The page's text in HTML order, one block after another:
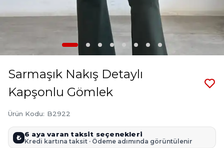
Sarmaşık Nakış Detaylı
Kapşonlu Gömlek
Ürün Kodu: B2922
₺ 6 aya varan taksit seçenekleri
Kredi kartına taksit · Ödeme adımında görüntülenir